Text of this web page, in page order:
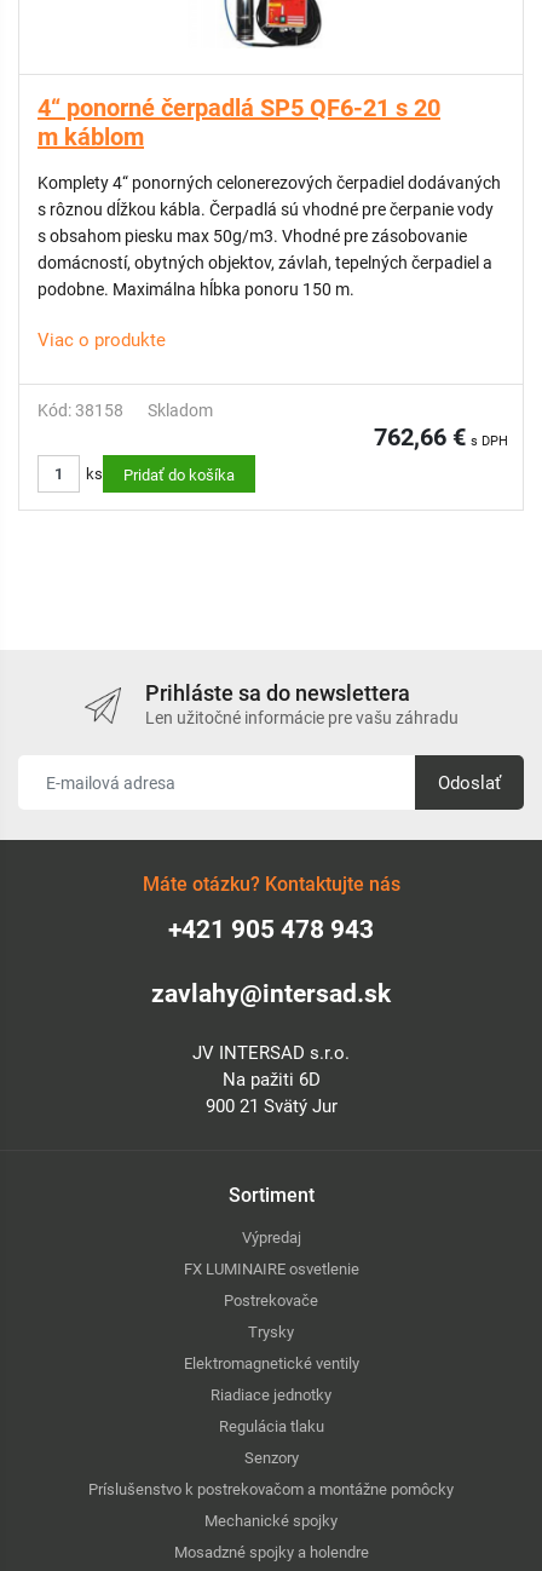
4“ ponorné čerpadlá SP5 QF6-21 s 20
m káblom
Komplety 4“ ponorných celonerezových čerpadiel dodávaných
s rôznou dĺžkou kábla. Čerpadlá sú vhodné pre čerpanie vody
s obsahom piesku max 50g/m3. Vhodné pre zásobovanie
domácností, obytných objektov, závlah, tepelných čerpadiel a
podobne. Maximálna hĺbka ponoru 150 m.
Viac o produkte
Kód: 38158 Skladom
762,66 € s DPH
ks Pridať do košíka
Prihláste sa do newslettera
Len užitočné informácie pre vašu záhradu
Odoslať
Máte otázku? Kontaktujte nás
+421 905 478 943
zavlahy@intersad.sk
JV INTERSAD s.r.o.
Na pažiti 6D
900 21 Svätý Jur
Sortiment
Výpredaj
FX LUMINAIRE osvetlenie
Postrekovače
Trysky
Elektromagnetické ventily
Riadiace jednotky
Regulácia tlaku
Senzory
Príslušenstvo k postrekovačom a montážne pomôcky
Mechanické spojky
Mosadzné spojky a holendre